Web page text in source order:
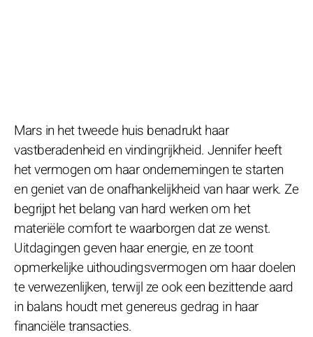
Mars in het tweede huis benadrukt haar
vastberadenheid en vindingrijkheid. Jennifer heeft
het vermogen om haar ondernemingen te starten
en geniet van de onafhankelijkheid van haar werk. Ze
begrijpt het belang van hard werken om het
materiële comfort te waarborgen dat ze wenst.
Uitdagingen geven haar energie, en ze toont
opmerkelijke uithoudingsvermogen om haar doelen
te verwezenlijken, terwijl ze ook een bezittende aard
in balans houdt met genereus gedrag in haar
financiële transacties.